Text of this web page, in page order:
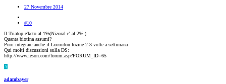
27 Novembre 2014
#10
Il Triatop e'keto al 1%(Nizoral e' al 2% )
Quanta biotina assumi?
Puoi integrare anche il Locoidon lozine 2-3 volte a settimana
Qui molti discussioni sulla DS:
http://www.ieson.com/forum.asp?FORUM_ID=65
A
adambayer